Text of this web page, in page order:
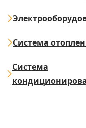
Система
Система